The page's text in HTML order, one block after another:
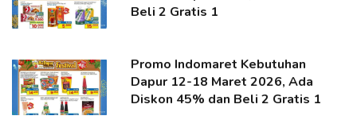
Beli 2 Gratis 1
Promo Indomaret Kebutuhan
Dapur 12-18 Maret 2026, Ada
Diskon 45% dan Beli 2 Gratis 1